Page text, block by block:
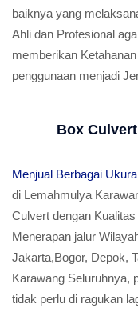
baiknya yang
Ahli dan Profesional
memberikan
penggunaan menjadi
Box
Menjual Berbagai
di Lemahmulya
Culvert dengan
Menerapan jalur
Jakarta,Bogor, Depok,
Karawang Seluruhnya,
tidak perlu di ragukan